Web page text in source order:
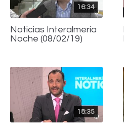
16:34
Noticias Interalmería
Noche (08/02/19)
18:35